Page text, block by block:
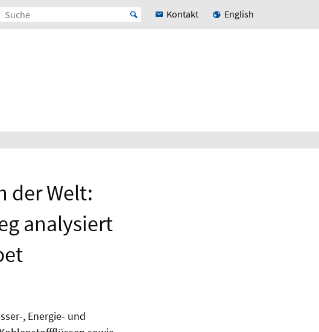
Kontakt English
der Welt:
analysiert
, Energie- und